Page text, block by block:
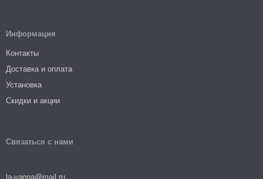
Информация
Контакты
Доставка и оплата
Установка
Скидки и акции
Связаться с нами
la-vanna@mail.ru